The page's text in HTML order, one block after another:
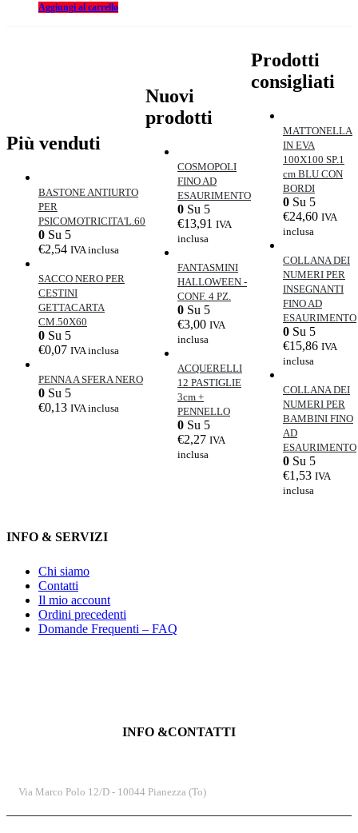
Aggiungi al carrello
Più venduti
BASTONE ANTIURTO
PER
PSICOMOTRICITA'L.60
0 Su 5
€2,54 IVA inclusa
SACCO NERO PER
CESTINI
GETTACARTA
CM.50X60
0 Su 5
€0,07 IVA inclusa
PENNA A SFERA NERO
0 Su 5
€0,13 IVA inclusa
Nuovi
prodotti
COSMOPOLI
FINO AD
ESAURIMENTO
0 Su 5
€13,91 IVA
inclusa
FANTASMINI
HALLOWEEN -
CONF. 4 PZ.
0 Su 5
€3,00 IVA
inclusa
ACQUERELLI
12 PASTIGLIE
3cm +
PENNELLO
0 Su 5
€2,27 IVA
inclusa
Prodotti
consigliati
MATTONELLA
IN EVA
100X100 SP.1
cm BLU CON
BORDI
0 Su 5
€24,60 IVA
inclusa
COLLANA DEI
NUMERI PER
INSEGNANTI
FINO AD
ESAURIMENTO
0 Su 5
€15,86 IVA
inclusa
COLLANA DEI
NUMERI PER
BAMBINI FINO
AD
ESAURIMENTO
0 Su 5
€1,53 IVA
inclusa
INFO & SERVIZI
Chi siamo
Contatti
Il mio account
Ordini precedenti
Domande Frequenti – FAQ
INFO &CONTATTI
Via Marco Polo 12/D - 10044 Pianezza (To)